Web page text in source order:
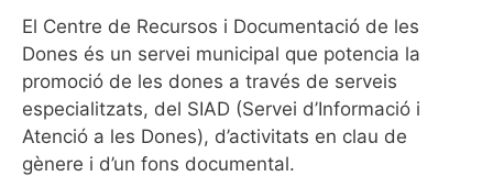
El Centre de Recursos i Documentació de les
Dones és un servei municipal que potencia la
promoció de les dones a través de serveis
especialitzats, del SIAD (Servei d’Informació i
Atenció a les Dones), d’activitats en clau de
gènere i d’un fons documental.